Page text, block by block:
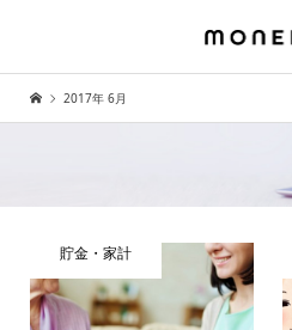
2017年 6月
貯金・家計